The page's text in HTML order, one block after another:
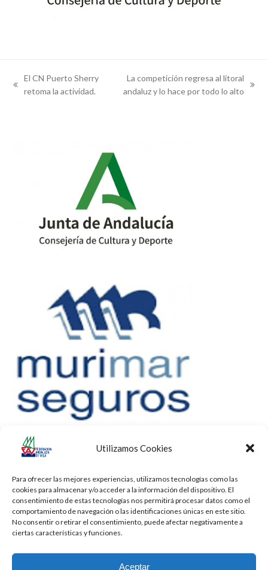
Utilizamos Cookies
Para ofrecer las mejores experiencias, utilizamos tecnologías como las
cookies para almacenar y/o acceder a la información del dispositivo. El
consentimiento de estas tecnologías nos permitirá procesar datos como el
comportamiento de navegación o las identificaciones únicas en este sitio.
No consentir o retirar el consentimiento, puede afectar negativamente a
ciertas características y funciones.
Aceptar
previous
El CN Puerto Sherry
retoma la actividad.
next
La competición regresa al litoral
andaluz y lo hace por todo lo alto